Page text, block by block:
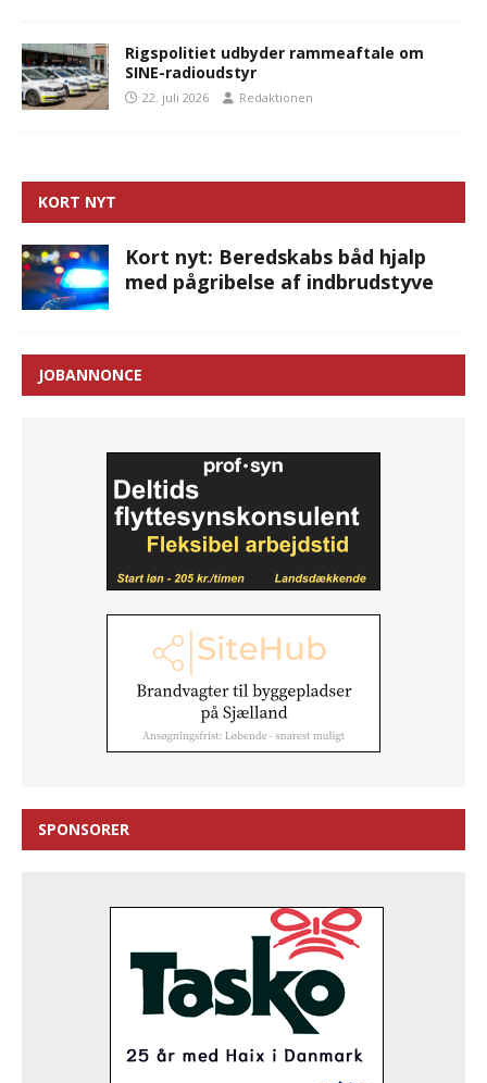
Rigspolitiet udbyder rammeaftale om
SINE-radioudstyr
22. juli 2026 Redaktionen
KORT NYT
Kort nyt: Beredskabs båd hjalp
med pågribelse af indbrudstyve
JOBANNONCE
SPONSORER